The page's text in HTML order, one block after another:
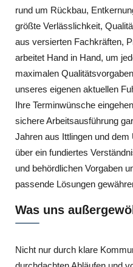
rund um Rückbau,
größte Verlässlichkeit,
aus versierten Fachkräften,
arbeitet Hand in Hand, um
maximalen
unseres eigenen aktuellen
Ihre Terminwünsche
sichere Arbeitsausführung
Jahren aus Ittlingen und
über ein fundiertes
und behördlichen Vorgaben
passende Lösungen
Was uns
Nicht nur durch klare